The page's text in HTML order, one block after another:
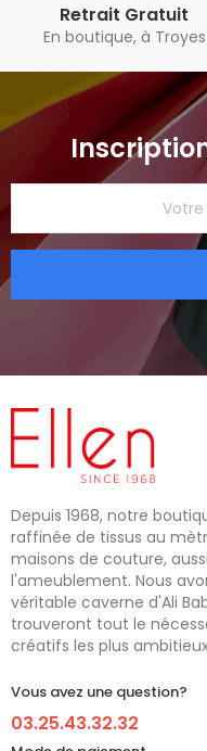
Retrait Gratuit
En boutique, à Troyes
Depuis 1968, notre
raffinée de tissus au
maisons de couture,
l'ameublement. Nous
véritable caverne d'Ali
trouveront tout le
créatifs les plus
Vous avez une question?
03.25.43.32.32